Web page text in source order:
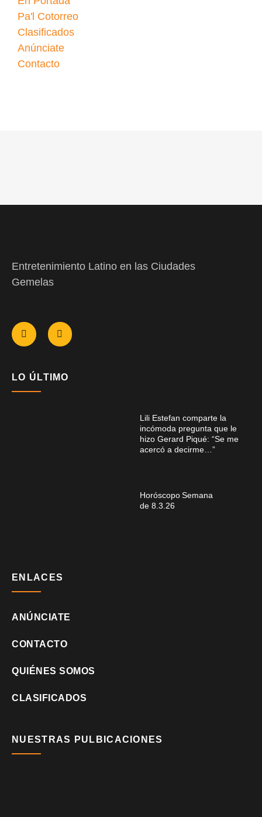
Pa'l Cotorreo
Clasificados
Anúnciate
Contacto
Entretenimiento Latino en las Ciudades
Gemelas
LO ÚLTIMO
Lili Estefan comparte la
incómoda pregunta que le
hizo Gerard Piqué: “Se me
acercó a decirme…”
Horóscopo Semana
de 8.3.26
ENLACES
ANÚNCIATE
CONTACTO
QUIÉNES SOMOS
CLASIFICADOS
NUESTRAS PULBICACIONES